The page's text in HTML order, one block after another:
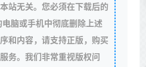
站无关。您必须在下载后的
脑或手机中彻底删除上述
和内容，请支持正版，购买
务。我们非常重视版权问